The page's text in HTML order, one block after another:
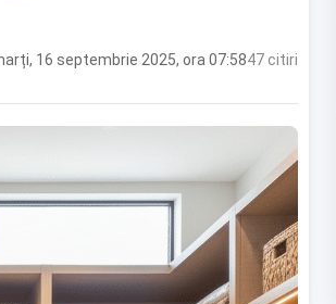
16 septembrie 2025, ora 07:5847 citiri